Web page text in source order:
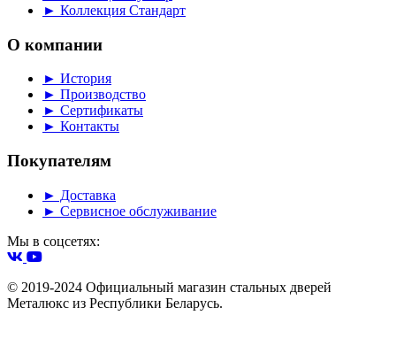
► Коллекция Стандарт
О компании
► История
► Производство
► Сертификаты
► Контакты
Покупателям
► Доставка
► Сервисное обслуживание
Мы в соцсетях:
© 2019-2024 Официальный магазин стальных дверей
Металюкс из Республики Беларусь.